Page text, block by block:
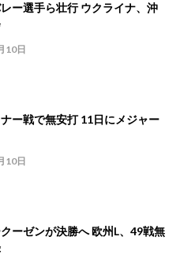
ー選手ら壮行 ウクライナ、沖
10日
ー戦で無安打 11日にメジャー
10日
ーゼンが決勝へ 欧州L、49戦無